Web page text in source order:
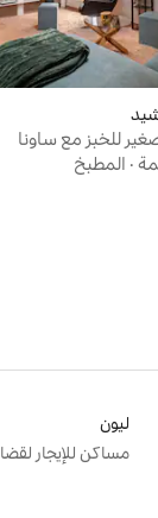
للخبز مع ساونا
· المطبخ
ليون
مساكن للإيجار